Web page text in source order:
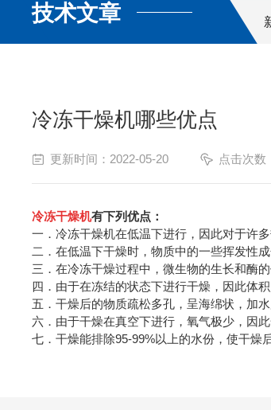
技术文章
冷冻干燥机哪些优点
更新时间：2022-05-20 点击次数
冷冻干燥机有下列优点：
一．冷冻干燥机在低温下进行，因此对于许
二．在低温下干燥时，物质中的一些挥发性
三．在冷冻干燥过程中，微生物的生长和酶
四．由于在冻结的状态下进行干燥，因此体
五．干燥后的物质疏松多孔，呈海绵状，加
六．由于干燥在真空下进行，氧气极少，因
七．干燥能排除95-99%以上的水份，使干燥